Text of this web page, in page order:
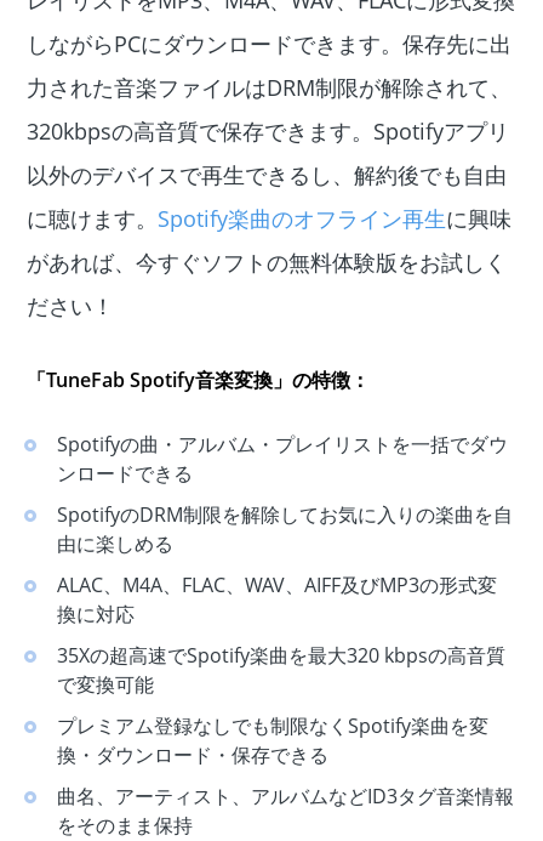
しながらPCにダウンロードできます。保存先に出
力された音楽ファイルはDRM制限が解除されて、
320kbpsの高音質で保存できます。Spotifyアプリ
以外のデバイスで再生できるし、解約後でも自由
に聴けます。 Spotify楽曲のオフライン再生に興味
があれば、今すぐソフトの無料体験版をお試しく
ださい！
「TuneFab Spotify音楽変換 」の特徴：
Spotifyの曲・アルバム・プレイリストを一括でダウ
ンロードできる
SpotifyのDRM制限を解除してお気に入りの楽曲を自
由に楽しめる
ALAC、M4A、FLAC、WAV、AIFF及びMP3の形式変
換に対応
35Xの超高速でSpotify楽曲を最大320 kbpsの高音質
で変換可能
プレミアム登録なしでも制限なくSpotify楽曲を変
換・ダウンロード・保存できる
曲名、アーティスト、アルバムなどID3タグ音楽情報
をそのまま保持